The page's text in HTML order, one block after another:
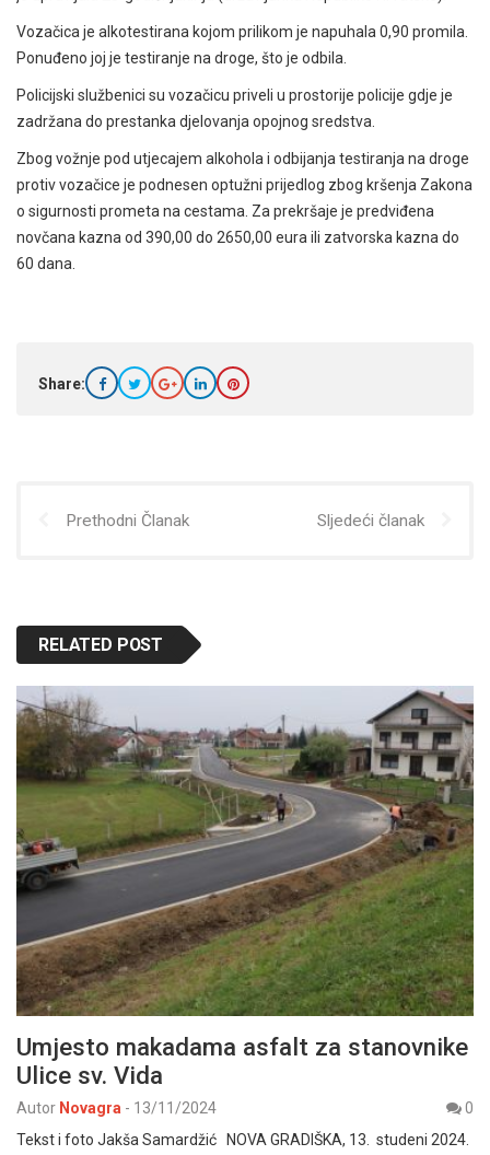
Vozačica je alkotestirana kojom prilikom je napuhala 0,90 promila.
Ponuđeno joj je testiranje na droge, što je odbila.
Policijski službenici su vozačicu priveli u prostorije policije gdje je
zadržana do prestanka djelovanja opojnog sredstva.
Zbog vožnje pod utjecajem alkohola i odbijanja testiranja na droge
protiv vozačice je podnesen optužni prijedlog zbog kršenja Zakona
o sigurnosti prometa na cestama. Za prekršaje je predviđena
novčana kazna od 390,00 do 2650,00 eura ili zatvorska kazna do
60 dana.
Share:
Prethodni Članak Sljedeći članak
RELATED POST
Umjesto makadama asfalt za stanovnike
Ulice sv. Vida
Autor Novagra - 13/11/2024
0
Tekst i foto Jakša Samardžić NOVA GRADIŠKA, 13. studeni 2024.